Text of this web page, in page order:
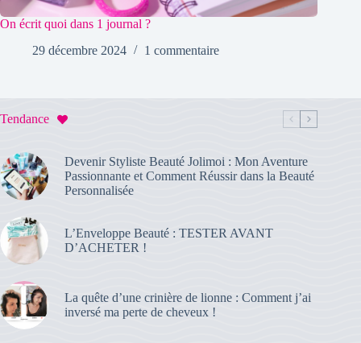
On écrit quoi dans 1 journal ?
29 décembre 2024
1 commentaire
Tendance
Devenir Styliste Beauté Jolimoi : Mon Aventure
Passionnante et Comment Réussir dans la Beauté
Personnalisée
L’Enveloppe Beauté : TESTER AVANT
D’ACHETER !
La quête d’une crinière de lionne : Comment j’ai
inversé ma perte de cheveux !